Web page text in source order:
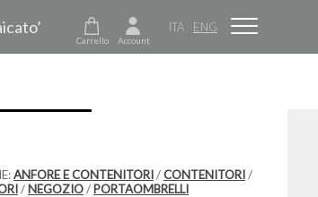
Carrello Account
ITA ENG
ANFORE E CONTENITORI/CONTENITORI/
/ NEGOZIO/ PORTAOMBRELLI